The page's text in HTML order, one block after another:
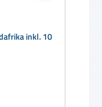
inkl. 10